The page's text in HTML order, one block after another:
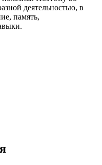
деятельностью, в
память,